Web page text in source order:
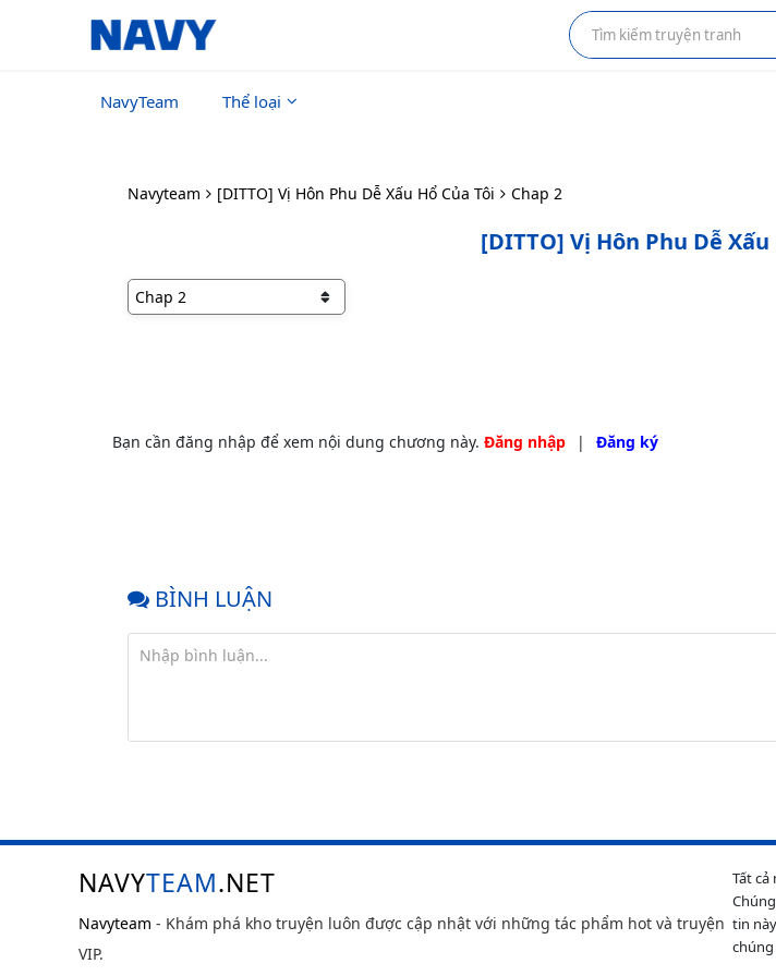
NavyTeam Thể loại
Navyteam [DITTO] Vị Hôn Phu Dễ Xấu Hổ Của Tôi Chap 2
[DITTO] Vị Hôn Phu Dễ Xấu
Bạn cần đăng nhập để xem nội dung chương này. Đăng nhập | Đăng ký
BÌNH LUẬN
NAVYTEAM.NET
Navyteam - Khám phá kho truyện luôn được cập nhật với những tác phẩm hot và truyện
VIP.
Tất
tin